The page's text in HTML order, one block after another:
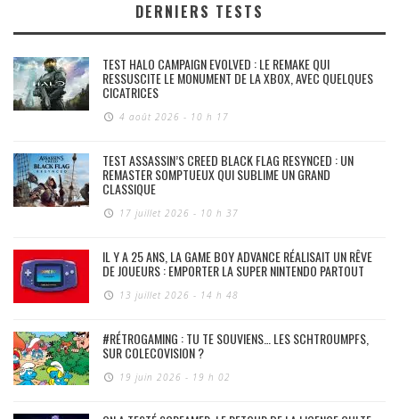
DERNIERS TESTS
TEST HALO CAMPAIGN EVOLVED : LE REMAKE QUI
RESSUSCITE LE MONUMENT DE LA XBOX, AVEC QUELQUES
CICATRICES
4 août 2026 - 10 h 17
TEST ASSASSIN’S CREED BLACK FLAG RESYNCED : UN
REMASTER SOMPTUEUX QUI SUBLIME UN GRAND
CLASSIQUE
17 juillet 2026 - 10 h 37
IL Y A 25 ANS, LA GAME BOY ADVANCE RÉALISAIT UN RÊVE
DE JOUEURS : EMPORTER LA SUPER NINTENDO PARTOUT
13 juillet 2026 - 14 h 48
#RÉTROGAMING : TU TE SOUVIENS… LES SCHTROUMPFS,
SUR COLECOVISION ?
19 juin 2026 - 19 h 02